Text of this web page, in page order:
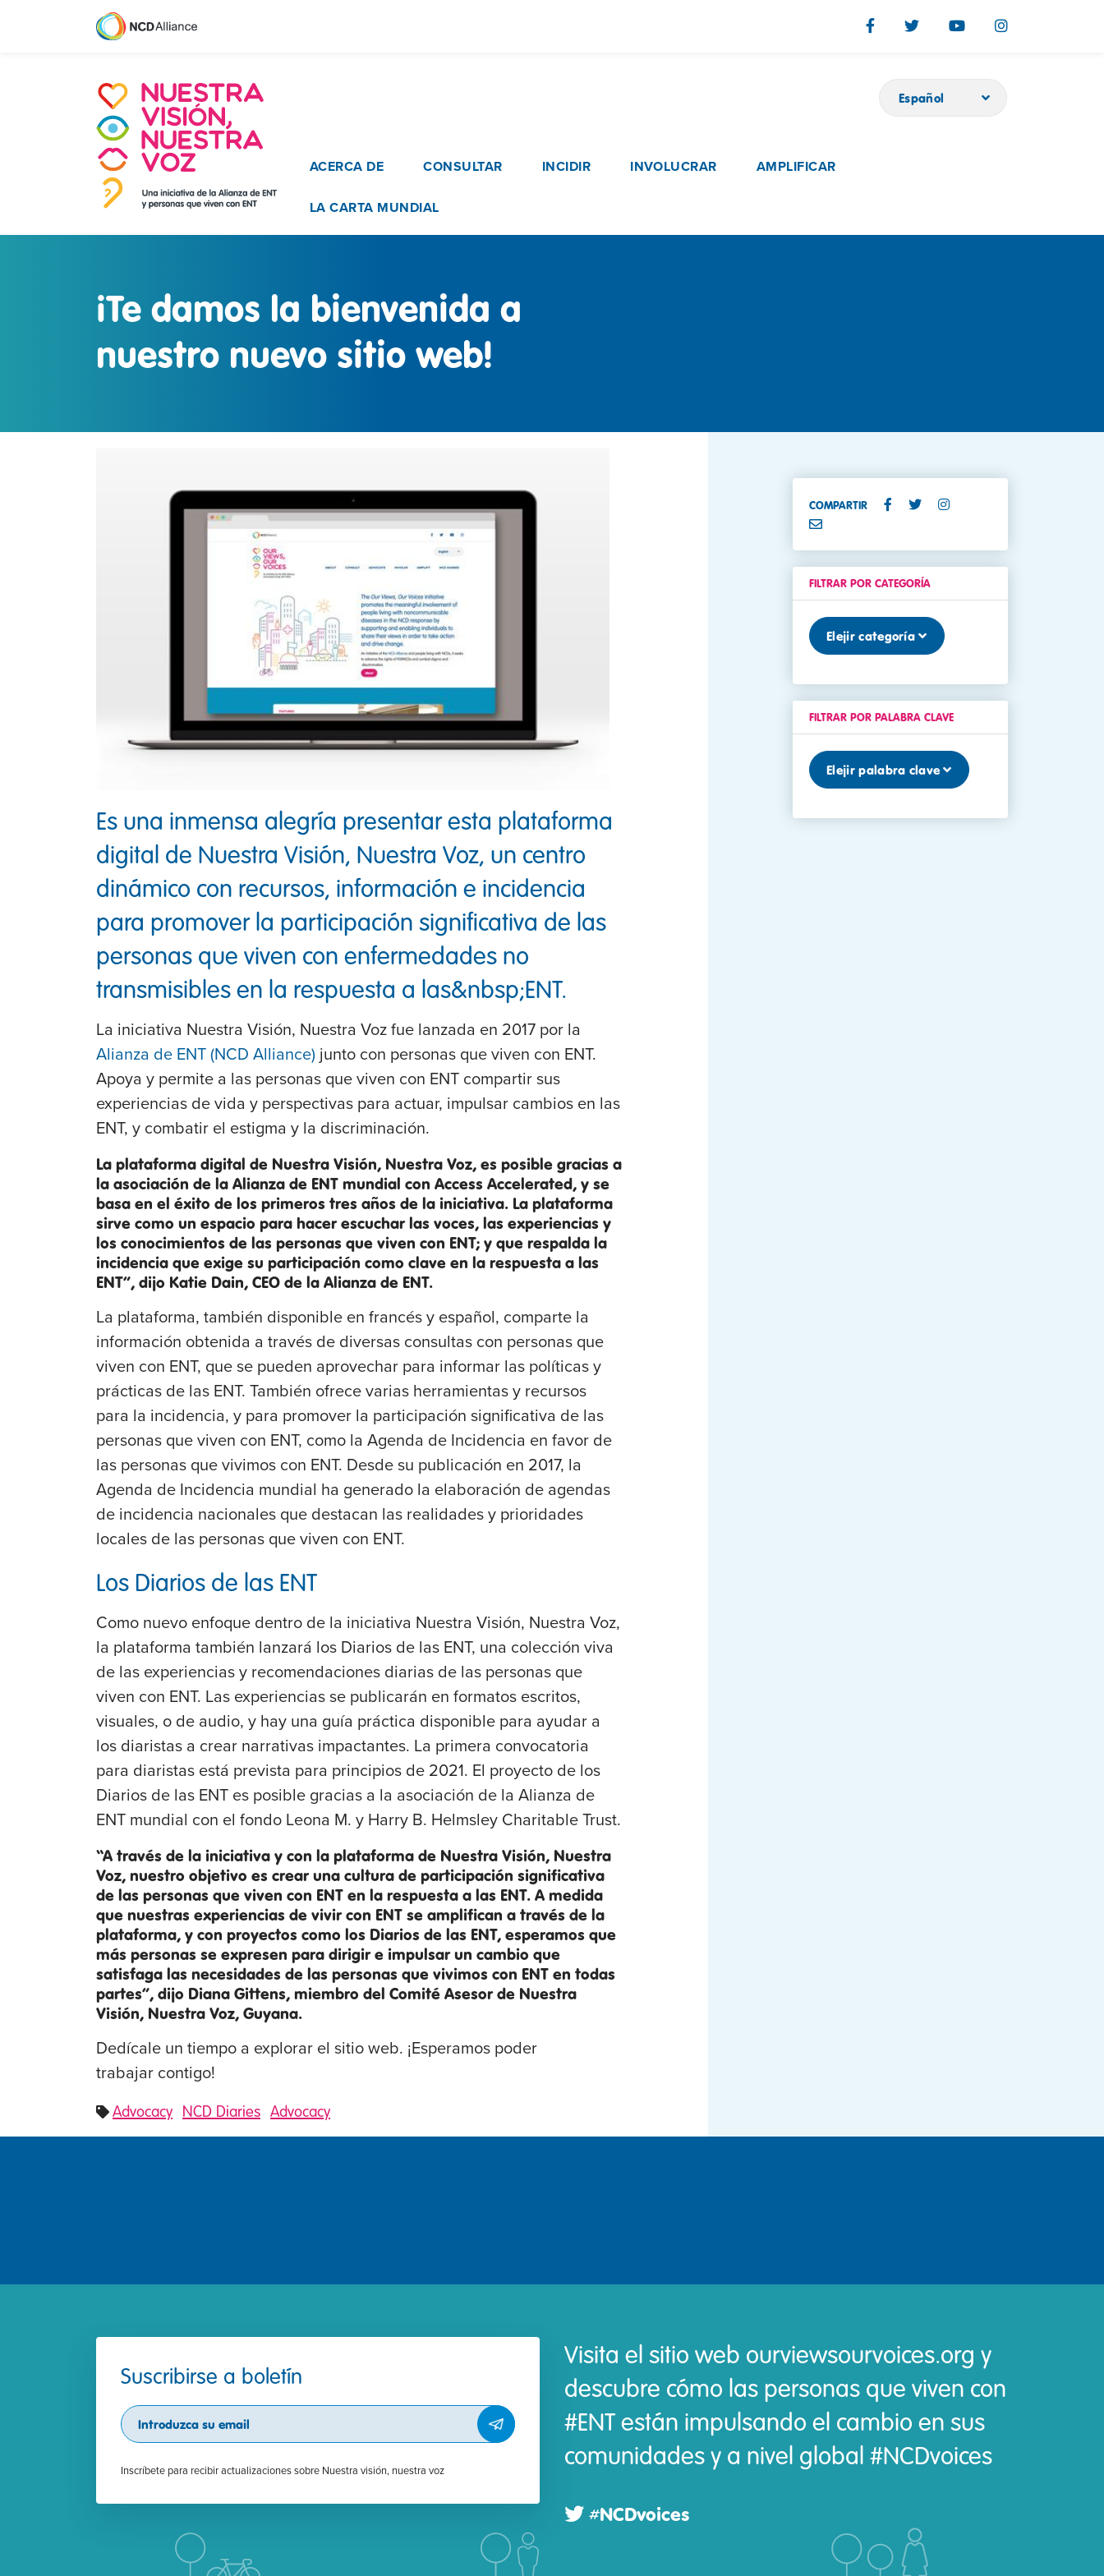
Español
Main navigation
ACERCA DE CONSULTAR INCIDIR INVOLUCRAR AMPLIFICAR
LA CARTA MUNDIAL
¡Te damos la bienvenida a
nuestro nuevo sitio web!
Es una inmensa alegría presentar esta plataforma
digital de Nuestra Visión, Nuestra Voz, un centro
dinámico con recursos, información e incidencia
para promover la participación significativa de las
personas que viven con enfermedades no
transmisibles en la respuesta a las&nbsp;ENT.
La iniciativa Nuestra Visión, Nuestra Voz fue lanzada en 2017 por la
Alianza de ENT (NCD Alliance) junto con personas que viven con ENT.
Apoya y permite a las personas que viven con ENT compartir sus
experiencias de vida y perspectivas para actuar, impulsar cambios en las
ENT, y combatir el estigma y la discriminación.
La plataforma digital de Nuestra Visión, Nuestra Voz, es posible gracias a
la asociación de la Alianza de ENT mundial con Access Accelerated, y se
basa en el éxito de los primeros tres años de la iniciativa. La plataforma
sirve como un espacio para hacer escuchar las voces, las experiencias y
los conocimientos de las personas que viven con ENT; y que respalda la
incidencia que exige su participación como clave en la respuesta a las
ENT”, dijo Katie Dain, CEO de la Alianza de ENT.
La plataforma, también disponible en francés y español, comparte la
información obtenida a través de diversas consultas con personas que
viven con ENT, que se pueden aprovechar para informar las políticas y
prácticas de las ENT. También ofrece varias herramientas y recursos
para la incidencia, y para promover la participación significativa de las
personas que viven con ENT, como la Agenda de Incidencia en favor de
las personas que vivimos con ENT. Desde su publicación en 2017, la
Agenda de Incidencia mundial ha generado la elaboración de agendas
de incidencia nacionales que destacan las realidades y prioridades
locales de las personas que viven con ENT.
Los Diarios de las ENT
Como nuevo enfoque dentro de la iniciativa Nuestra Visión, Nuestra Voz,
la plataforma también lanzará los Diarios de las ENT, una colección viva
de las experiencias y recomendaciones diarias de las personas que
viven con ENT. Las experiencias se publicarán en formatos escritos,
visuales, o de audio, y hay una guía práctica disponible para ayudar a
los diaristas a crear narrativas impactantes. La primera convocatoria
para diaristas está prevista para principios de 2021. El proyecto de los
Diarios de las ENT es posible gracias a la asociación de la Alianza de
ENT mundial con el fondo Leona M. y Harry B. Helmsley Charitable Trust.
“A través de la iniciativa y con la plataforma de Nuestra Visión, Nuestra
Voz, nuestro objetivo es crear una cultura de participación significativa
de las personas que viven con ENT en la respuesta a las ENT. A medida
que nuestras experiencias de vivir con ENT se amplifican a través de la
plataforma, y con proyectos como los Diarios de las ENT, esperamos que
más personas se expresen para dirigir e impulsar un cambio que
satisfaga las necesidades de las personas que vivimos con ENT en todas
partes”, dijo Diana Gittens, miembro del Comité Asesor de Nuestra
Visión, Nuestra Voz, Guyana.
Dedícale un tiempo a explorar el sitio web. ¡Esperamos poder
trabajar contigo!
Advocacy NCD Diaries Advocacy
COMPARTIR
FILTRAR POR CATEGORÍA
Elejir categoría
FILTRAR POR PALABRA CLAVE
Elejir palabra clave
Suscribirse a boletín
Subscribe
Inscríbete para recibir actualizaciones sobre Nuestra visión, nuestra voz
Visita el sitio web ourviewsourvoices.org y
descubre cómo las personas que viven con
#ENT están impulsando el cambio en sus
comunidades y a nivel global #NCDvoices
#NCDvoices